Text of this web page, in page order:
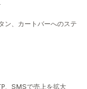
ン、カートバーへのステ
、SMSで売上を拡大